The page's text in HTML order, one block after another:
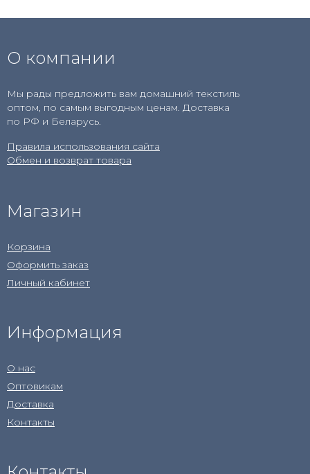
О компании
Мы рады предложить вам домашний текстиль
оптом, по самым выгодным ценам. Доставка
по РФ и Беларусь.
Правила использования сайта
Обмен и возврат товара
Магазин
Корзина
Оформить заказ
Личный кабинет
Информация
О нас
Оптовикам
Доставка
Контакты